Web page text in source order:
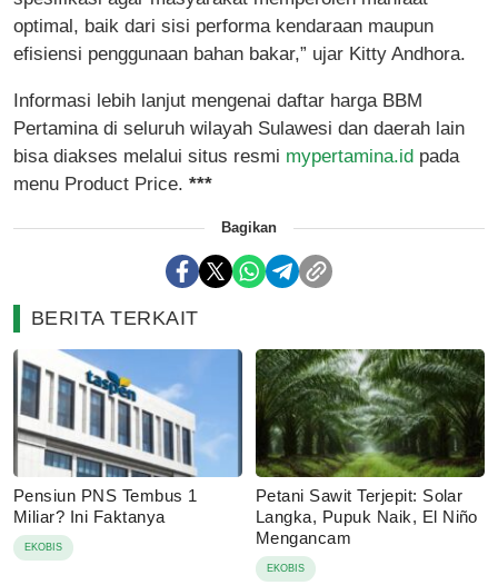
optimal, baik dari sisi performa kendaraan maupun
efisiensi penggunaan bahan bakar,” ujar Kitty Andhora.
Informasi lebih lanjut mengenai daftar harga BBM
Pertamina di seluruh wilayah Sulawesi dan daerah lain
bisa diakses melalui situs resmi mypertamina.id pada
menu Product Price. ***
Bagikan
BERITA TERKAIT
Pensiun PNS Tembus 1
Miliar? Ini Faktanya
EKOBIS
Petani Sawit Terjepit: Solar
Langka, Pupuk Naik, El Niño
Mengancam
EKOBIS